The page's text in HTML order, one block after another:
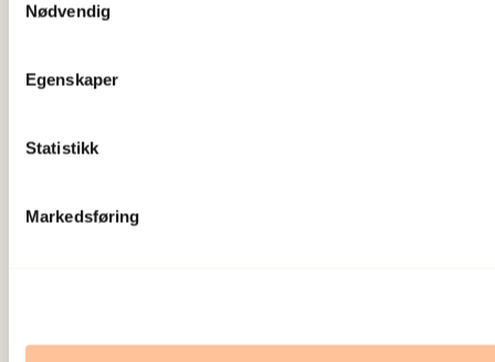
Nødvendig
Egenskaper
Statistikk
Markedsføring
0484 Oslo
Kontakt
22 59 55 00
Sosiale medier